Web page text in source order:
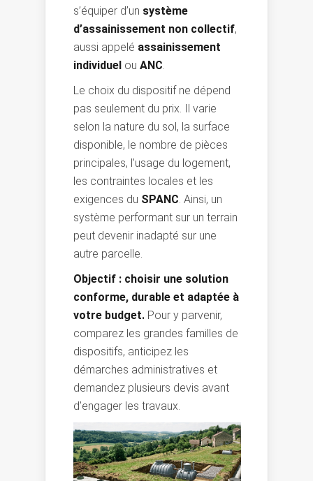
s’équiper d’un système
d’assainissement non collectif,
aussi appelé assainissement
individuel ou ANC
Le choix du dispositif ne dépend
pas seulement du prix. Il varie
selon la nature du sol, la surface
disponible, le nombre de pièces
principales, l’usage du logement,
les contraintes locales et les
exigences du SPANC . Ainsi, un
système performant sur un terrain
peut devenir inadapté sur une
autre parcelle.
Objectif : choisir une solution
conforme, durable et adaptée à
votre budget. Pour y parvenir,
comparez les grandes familles de
dispositifs, anticipez les
démarches administratives et
demandez plusieurs devis avant
d’engager les travaux.